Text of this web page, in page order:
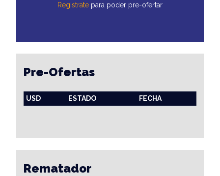
Registrate para poder pre-ofertar
Pre-Ofertas
USD ESTADO FECHA
Rematador